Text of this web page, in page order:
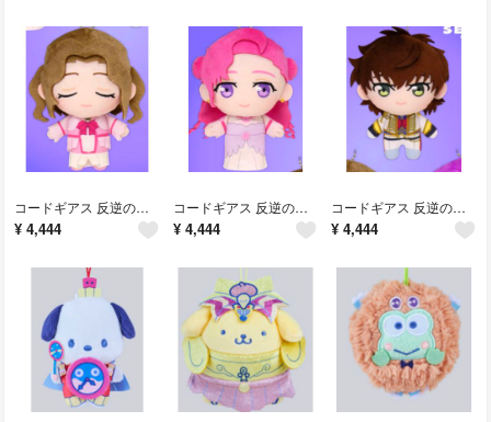
コードギアス 反逆のルルーシュ ぷれちゃすぬいぐるみ 皇女と騎士③
¥ 4,444
コードギアス 反逆のルルーシュ ぷれちゃすぬいぐるみ 皇女と騎士②
¥ 4,444
コードギアス 反逆のルルーシュ ぷれちゃすぬいぐるみ 皇女と騎士 ①
¥ 4,444